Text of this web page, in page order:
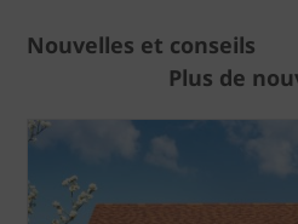
Nouvelles et conseils
Plus de